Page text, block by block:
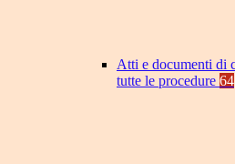
Atti e documenti di
tutte le procedure 64